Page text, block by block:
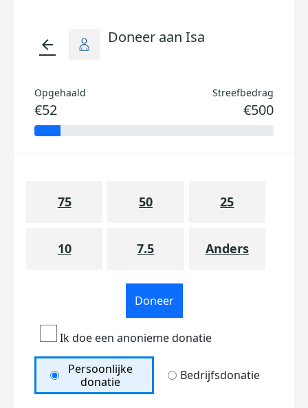
arrow_back Doneer aan Isa
Opgehaald
€52
Streefbedrag
€500
75 50 25
10 7.5 Anders
Doneer
Ik doe een anonieme donatie
Persoonlijke
donatie
Bedrijfsdonatie